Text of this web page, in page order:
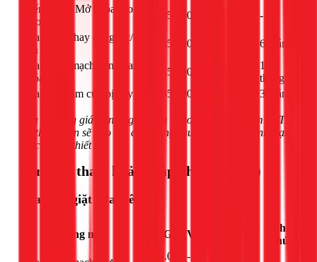
Kiểm tra & Mở khóa (do sai
thao tác)
150.000 - 250.000
-
Sửa hoặc Thay công tắc/khóa
cửa
450.000 - 750.000
6 tháng
Sửa lỗi bo mạch liên quan đến
khóa cửa
850.000 - 1.500.000
12
tháng
Thay tay nắm cửa bị gãy
350.000 - 550.000 3 tháng
Lưu ý: Bảng giá trên là giá tham khảo, chưa bao gồm VAT.
Kỹ thuật viên sẽ báo giá cuối cùng sau khi kiểm tra tình trạng
thực tế của thiết bị.
Bảng giá tham khảo (Cập nhật 03/2026)
Sửa máy giặt cửa trên
Hạng mục Giá (VNĐ)
Ghi
chú
850.000 -